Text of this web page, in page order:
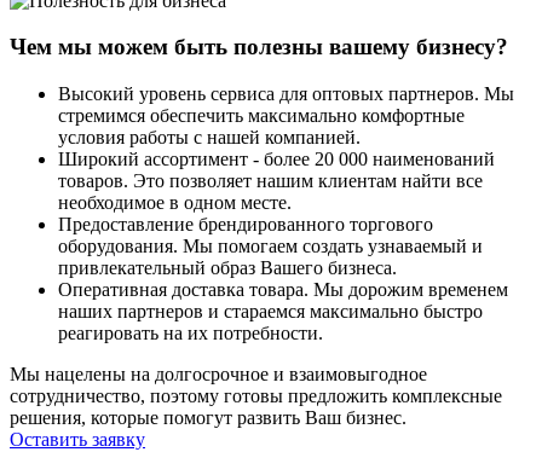
Чем мы можем быть полезны вашему бизнесу?
Высокий уровень сервиса для оптовых партнеров. Мы
стремимся обеспечить максимально комфортные
условия работы с нашей компанией.
Широкий ассортимент - более 20 000 наименований
товаров. Это позволяет нашим клиентам найти все
необходимое в одном месте.
Предоставление брендированного торгового
оборудования. Мы помогаем создать узнаваемый и
привлекательный образ Вашего бизнеса.
Оперативная доставка товара. Мы дорожим временем
наших партнеров и стараемся максимально быстро
реагировать на их потребности.
Мы нацелены на долгосрочное и взаимовыгодное
сотрудничество, поэтому готовы предложить комплексные
решения, которые помогут развить Ваш бизнес.
Оставить заявку